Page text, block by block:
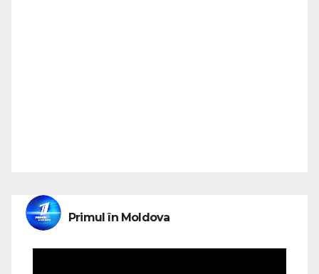
Primul în Moldova